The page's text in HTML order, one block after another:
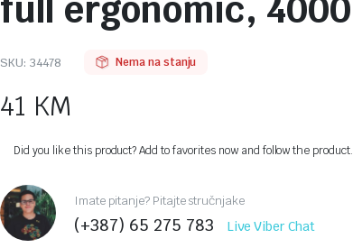
full ergonomic, 4000
SKU: 34478 Nema na stanju
41 KM
Did you like this product? Add to favorites now and follow the product.
Imate pitanje? Pitajte stručnjake
(+387) 65 275 783 Live Viber Chat